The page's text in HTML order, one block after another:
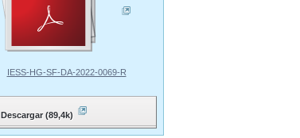
IESS-HG-SF-DA-2022-0069-R
Descargar (89,4k)